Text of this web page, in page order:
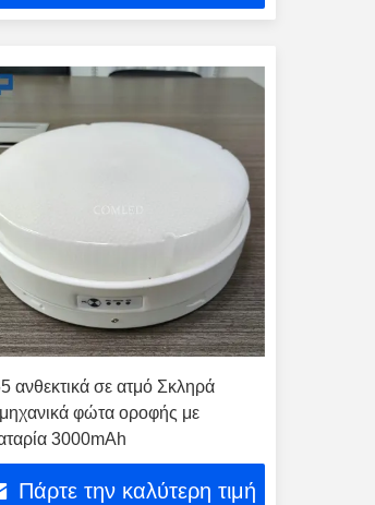
ανθεκτικά σε ατμό Σκληρά
φώτα οροφής με
3000mAh
Πάρτε την καλύτερη τιμή